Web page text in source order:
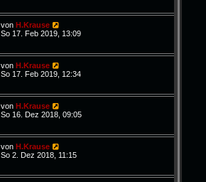
vonH.Krause
So 17. Feb 2019, 13:09
vonH.Krause
So 17. Feb 2019, 12:34
vonH.Krause
So 16. Dez 2018, 09:05
vonH.Krause
So 2. Dez 2018, 11:15